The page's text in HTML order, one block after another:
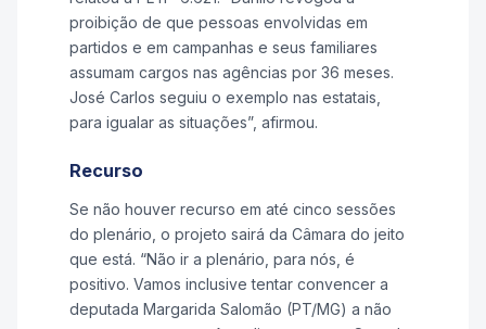
proibição de que pessoas envolvidas em
partidos e em campanhas e seus familiares
assumam cargos nas agências por 36 meses.
José Carlos seguiu o exemplo nas estatais,
para igualar as situações”, afirmou.
Recurso
Se não houver recurso em até cinco sessões
do plenário, o projeto sairá da Câmara do jeito
que está. “Não ir a plenário, para nós, é
positivo. Vamos inclusive tentar convencer a
deputada Margarida Salomão (PT/MG) a não